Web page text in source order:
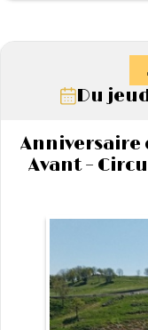
Du
Anniversaire
Avant –